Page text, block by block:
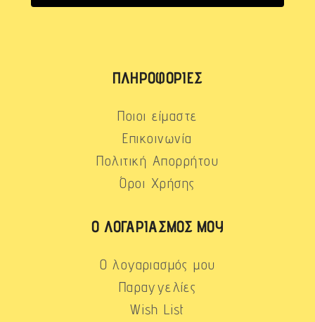
ΠΛΗΡΟΦΟΡΊΕΣ
Ποιοι είμαστε
Επικοινωνία
Πολιτική Απορρήτου
Όροι Χρήσης
Ο ΛΟΓΑΡΙΑΣΜΌΣ ΜΟΥ
Ο λογαριασμός μου
Παραγγελίες
Wish List